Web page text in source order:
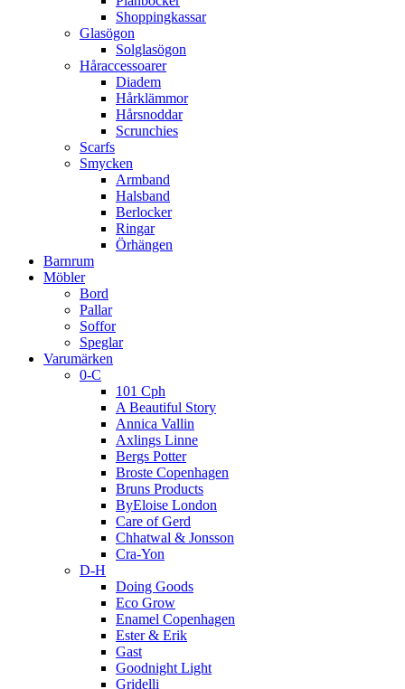
Shoppingkassar
Glasögon
Solglasögon
Håraccessoarer
Diadem
Hårklämmor
Hårsnoddar
Scrunchies
Scarfs
Smycken
Armband
Halsband
Berlocker
Ringar
Örhängen
Barnrum
Möbler
Bord
Pallar
Soffor
Speglar
Varumärken
0-C
101 Cph
A Beautiful Story
Annica Vallin
Axlings Linne
Bergs Potter
Broste Copenhagen
Bruns Products
ByEloise London
Care of Gerd
Chhatwal & Jonsson
Cra-Yon
D-H
Doing Goods
Eco Grow
Enamel Copenhagen
Ester & Erik
Gast
Goodnight Light
Gridelli